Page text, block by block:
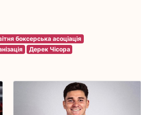
боксерська асоціація
Дерек Чісора